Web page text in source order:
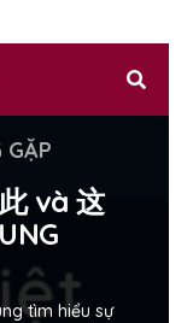
GẶP
và 这
tìm hiểu sự